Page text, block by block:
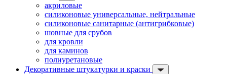
акриловые
силиконовые универсальные, нейтральные
силиконовые санитарные (антигрибковые)
шовные для срубов
для кровли
для каминов
полиуретановые
Декоративные штукатурки и краски